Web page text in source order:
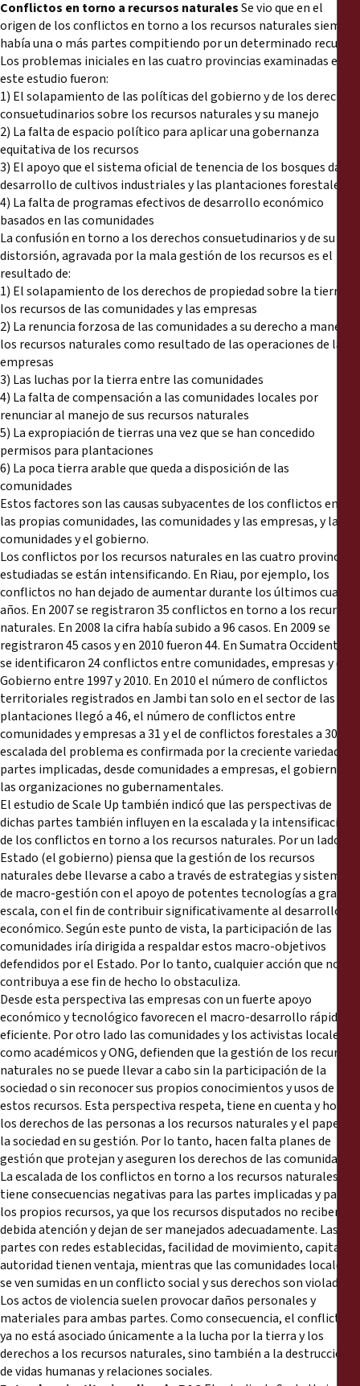
Conflictos en torno a recursos naturalesSe vio que en el
origen de los conflictos en torno a los recursos naturales siempre
había una o más partes compitiendo por un determinado recurso.
Los problemas iniciales en las cuatro provincias examinadas en
este estudio fueron:
1) El solapamiento de las políticas del gobierno y de los derechos
consuetudinarios sobre los recursos naturales y su manejo
2) La falta de espacio político para aplicar una gobernanza
equitativa de los recursos
3) El apoyo que el sistema oficial de tenencia de los bosques da al
desarrollo de cultivos industriales y las plantaciones forestales
4) La falta de programas efectivos de desarrollo económico
basados en las comunidades
La confusión en torno a los derechos consuetudinarios y de su
distorsión, agravada por la mala gestión de los recursos es el
resultado de:
1) El solapamiento de los derechos de propiedad sobre la tierra y
los recursos de las comunidades y las empresas
2) La renuncia forzosa de las comunidades a su derecho a manejar
los recursos naturales como resultado de las operaciones de las
empresas
3) Las luchas por la tierra entre las comunidades
4) La falta de compensación a las comunidades locales por
renunciar al manejo de sus recursos naturales
5) La expropiación de tierras una vez que se han concedido
permisos para plantaciones
6) La poca tierra arable que queda a disposición de las
comunidades
Estos factores son las causas subyacentes de los conflictos entre
las propias comunidades, las comunidades y las empresas, y las
comunidades y el gobierno.
Los conflictos por los recursos naturales en las cuatro provincias
estudiadas se están intensificando. En Riau, por ejemplo, los
conflictos no han dejado de aumentar durante los últimos cuatro
años. En 2007 se registraron 35 conflictos en torno a los recursos
naturales. En 2008 la cifra había subido a 96 casos. En 2009 se
registraron 45 casos y en 2010 fueron 44. En Sumatra Occidental
se identificaron 24 conflictos entre comunidades, empresas y el
Gobierno entre 1997 y 2010. En 2010 el número de conflictos
territoriales registrados en Jambi tan solo en el sector de las
plantaciones llegó a 46, el número de conflictos entre
comunidades y empresas a 31 y el de conflictos forestales a 30. La
escalada del problema es confirmada por la creciente variedad de
partes implicadas, desde comunidades a empresas, el gobierno y
las organizaciones no gubernamentales.
El estudio de Scale Up también indicó que las perspectivas de
dichas partes también influyen en la escalada y la intensificación
de los conflictos en torno a los recursos naturales. Por un lado el
Estado (el gobierno) piensa que la gestión de los recursos
naturales debe llevarse a cabo a través de estrategias y sistemas
de macro-gestión con el apoyo de potentes tecnologías a gran
escala, con el fin de contribuir significativamente al desarrollo
económico. Según este punto de vista, la participación de las
comunidades iría dirigida a respaldar estos macro-objetivos
defendidos por el Estado. Por lo tanto, cualquier acción que no
contribuya a ese fin de hecho lo obstaculiza.
Desde esta perspectiva las empresas con un fuerte apoyo
económico y tecnológico favorecen el macro-desarrollo rápido y
eficiente. Por otro lado las comunidades y los activistas locales,
como académicos y ONG, defienden que la gestión de los recursos
naturales no se puede llevar a cabo sin la participación de la
sociedad o sin reconocer sus propios conocimientos y usos de
estos recursos. Esta perspectiva respeta, tiene en cuenta y honra
los derechos de las personas a los recursos naturales y el papel de
la sociedad en su gestión. Por lo tanto, hacen falta planes de
gestión que protejan y aseguren los derechos de las comunidades.
La escalada de los conflictos en torno a los recursos naturales
tiene consecuencias negativas para las partes implicadas y para
los propios recursos, ya que los recursos disputados no reciben la
debida atención y dejan de ser manejados adecuadamente. Las
partes con redes establecidas, facilidad de movimiento, capital y
autoridad tienen ventaja, mientras que las comunidades locales
se ven sumidas en un conflicto social y sus derechos son violados.
Los actos de violencia suelen provocar daños personales y
materiales para ambas partes. Como consecuencia, el conflicto
ya no está asociado únicamente a la lucha por la tierra y los
derechos a los recursos naturales, sino también a la destrucción
de vidas humanas y relaciones sociales.